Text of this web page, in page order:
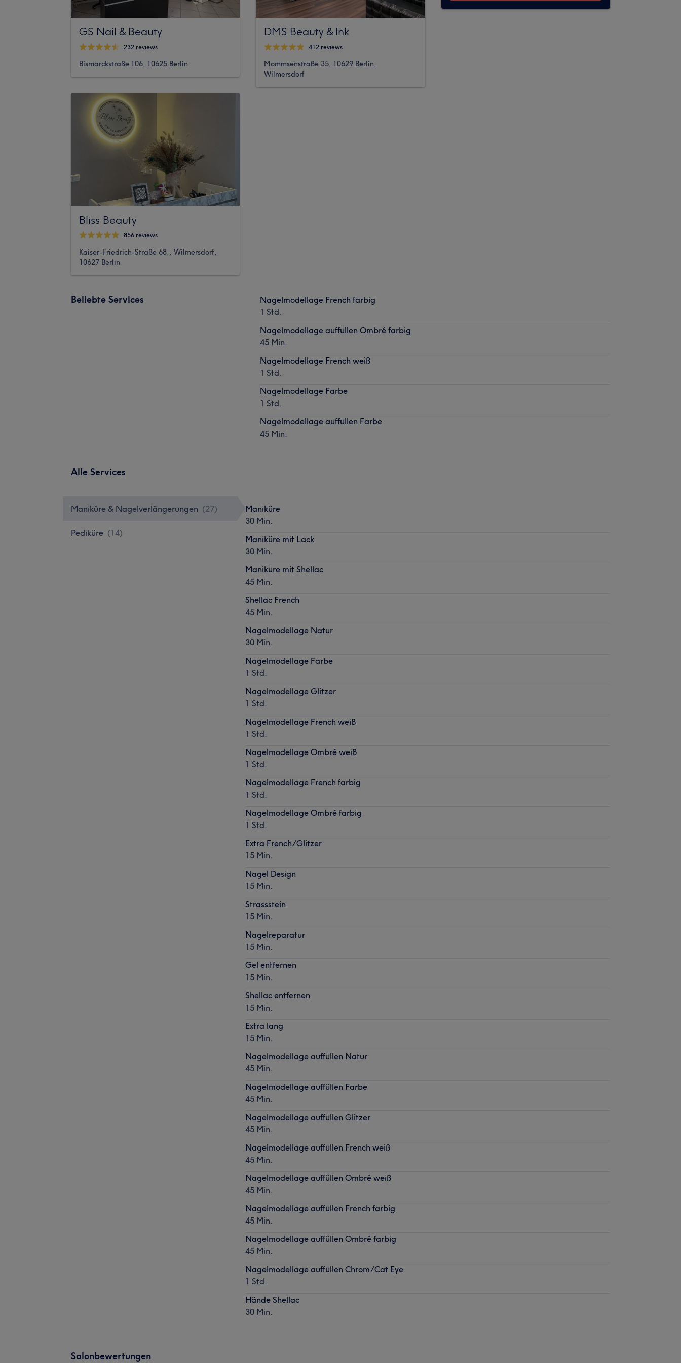
GS Nail & Beauty
232 reviews
Bismarckstraße 106, 10625 Berlin
Bliss Beauty
856 reviews
Kaiser-Friedrich-Straße 68,, Wilmersdorf,
10627 Berlin
DMS Beauty & Ink
412 reviews
Mommsenstraße 35, 10629 Berlin,
Wilmersdorf
Beliebte Services
Nagelmodellage French farbig
1 Std.
Nagelmodellage auffüllen Ombré farbig
45 Min.
Nagelmodellage French weiß
1 Std.
Nagelmodellage Farbe
1 Std.
Nagelmodellage auffüllen Farbe
45 Min.
Alle Services
Maniküre & Nagelverlängerungen (27)
Pediküre (14)
Maniküre
30 Min.
Maniküre mit Lack
30 Min.
Maniküre mit Shellac
45 Min.
Shellac French
45 Min.
Nagelmodellage Natur
30 Min.
Nagelmodellage Farbe
1 Std.
Nagelmodellage Glitzer
1 Std.
Nagelmodellage French weiß
1 Std.
Nagelmodellage Ombré weiß
1 Std.
Nagelmodellage French farbig
1 Std.
Nagelmodellage Ombré farbig
1 Std.
Extra French/Glitzer
15 Min.
Nagel Design
15 Min.
Strassstein
15 Min.
Nagelreparatur
15 Min.
Gel entfernen
15 Min.
Shellac entfernen
15 Min.
Extra lang
15 Min.
Nagelmodellage auffüllen Natur
45 Min.
Nagelmodellage auffüllen Farbe
45 Min.
Nagelmodellage auffüllen Glitzer
45 Min.
Nagelmodellage auffüllen French weiß
45 Min.
Nagelmodellage auffüllen Ombré weiß
45 Min.
Nagelmodellage auffüllen French farbig
45 Min.
Nagelmodellage auffüllen Ombré farbig
45 Min.
Nagelmodellage auffüllen Chrom/Cat Eye
1 Std.
Hände Shellac
30 Min.
Salonbewertungen